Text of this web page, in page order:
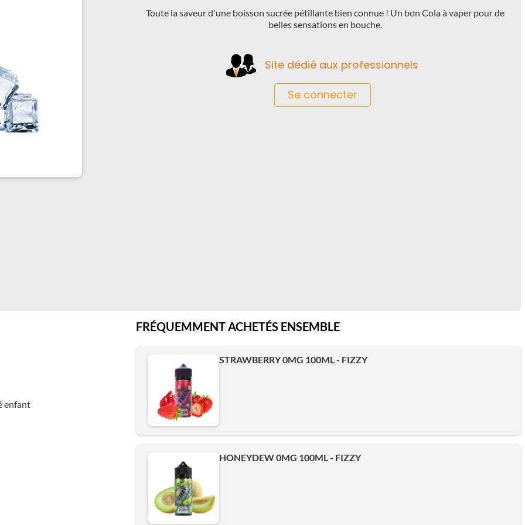
Toute la saveur d'une boisson sucrée pétillante bien connue ! Un bon Cola à vaper pour de
belles sensations en bouche.
Site dédié aux professionnels
Se connecter
enfant
FRÉQUEMMENT ACHETÉS ENSEMBLE
STRAWBERRY 0MG 100ML - FIZZY
HONEYDEW 0MG 100ML - FIZZY